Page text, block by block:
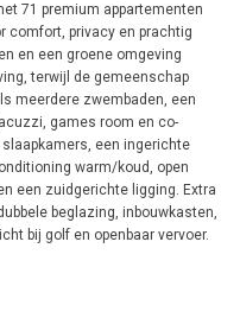
71 premium appartementen
comfort, privacy en prachtig
en een groene omgeving
terwijl de gemeenschap
meerdere zwembaden, een
games room en co-
een ingerichte
warm/koud, open
een zuidgerichte ligging. Extra
beglazing, inbouwkasten,
bij golf en openbaar vervoer.